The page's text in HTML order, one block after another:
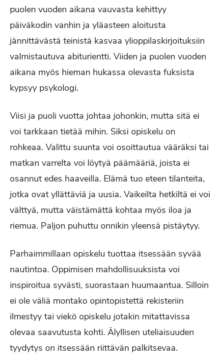
puolen vuoden aikana vauvasta kehittyy
päiväkodin vanhin ja yläasteen aloitusta
jännittävästä teinistä kasvaa ylioppilaskirjoituksiin
valmistautuva abiturientti. Viiden ja puolen vuoden
aikana myös hieman hukassa olevasta fuksista
kypsyy psykologi.
Viisi ja puoli vuotta johtaa johonkin, mutta sitä ei
voi tarkkaan tietää mihin. Siksi opiskelu on
rohkeaa. Valittu suunta voi osoittautua vääräksi tai
matkan varrelta voi löytyä päämääriä, joista ei
osannut edes haaveilla. Elämä tuo eteen tilanteita,
jotka ovat yllättäviä ja uusia. Vaikeilta hetkiltä ei voi
välttyä, mutta väistämättä kohtaa myös iloa ja
riemua. Paljon puhuttu onnikin yleensä pistäytyy.
Parhaimmillaan opiskelu tuottaa itsessään syvää
nautintoa. Oppimisen mahdollisuuksista voi
inspiroitua syvästi, suorastaan huumaantua. Silloin
ei ole väliä montako opintopistettä rekisteriin
ilmestyy tai viekö opiskelu jotakin mitattavissa
olevaa saavutusta kohti. Älyllisen uteliaisuuden
tyydytys on itsessään riittävän palkitsevaa.